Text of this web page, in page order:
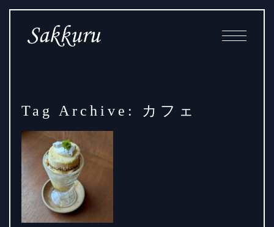
Skip
ContentNavigation
Tag Archive: カフェ